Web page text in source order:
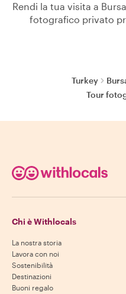
Rendi la tua visita a
fotografico privato
Turkey
Tour
Chi è Withlocals
La nostra storia
Lavora con noi
Sostenibilità
Destinazioni
Buoni regalo